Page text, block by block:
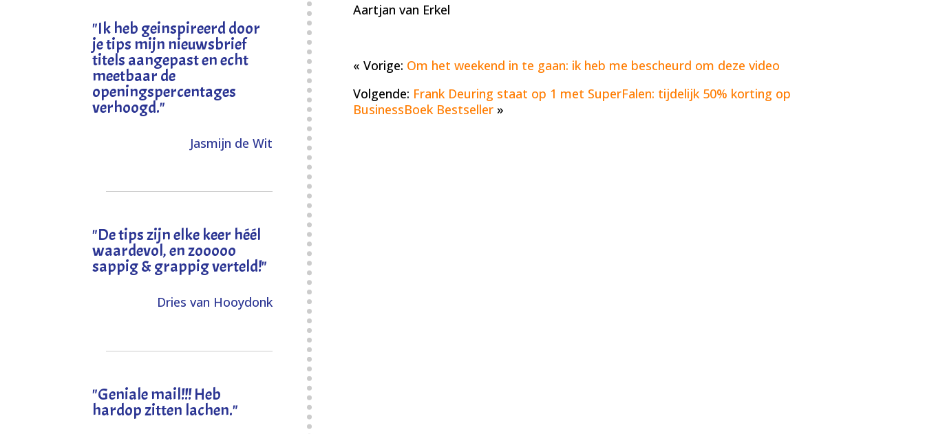
"Ik heb geinspireerd door
je tips mijn nieuwsbrief
titels aangepast en echt
meetbaar de
openingspercentages
verhoogd."
Jasmijn de Wit
"De tips zijn elke keer héél
waardevol, en zooooo
sappig & grappig verteld!"
Dries van Hooydonk
"Geniale mail!!! Heb
hardop zitten lachen."
Aartjan van Erkel
« Vorige: Om het weekend in te gaan: ik heb me bescheurd om deze video
Volgende: Frank Deuring staat op 1 met SuperFalen: tijdelijk 50% korting op
BusinessBoek Bestseller»